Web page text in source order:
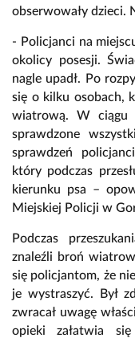
obserwowały dzieci.
- Policjanci na
okolicy posesji.
nagle upadł. Po
się o kilku osobach,
wiatrową. W ciągu
sprawdzone
sprawdzeń
który podczas
kierunku psa –
Miejskiej Policji w
Podczas
znaleźli broń
się policjantom, że
je wystraszyć. Był
zwracał uwagę
opieki załatwia